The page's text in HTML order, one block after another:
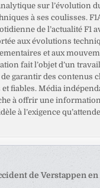
sur l’évolution
à ses coulisses.
de l’actualité F1
aux évolutions
et aux
fait l’objet d’un
garantir des contenus
fiables. Média
à offrir une
à l’exigence
de Verstappen